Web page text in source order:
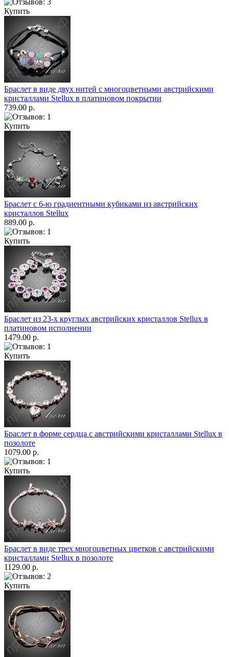
Купить
Браслет в виде двух нитей с многоцветными австрийскими
кристаллами Stellux в платиновом покрытии
739.00 р.
Купить
Браслет с 6-ю градиентными кубиками из австрийских
кристаллов Stellux
889.00 р.
Купить
Браслет из 23-х круглых австрийских кристаллов Stellux в
платиновом исполнении
1479.00 р.
Купить
Браслет в форме сердца с австрийскими кристаллами Stellux в
позолоте
1079.00 р.
Купить
Браслет в виде трех многоцветных цветков с австрийскими
кристаллами Stellux в позолоте
1129.00 р.
Купить